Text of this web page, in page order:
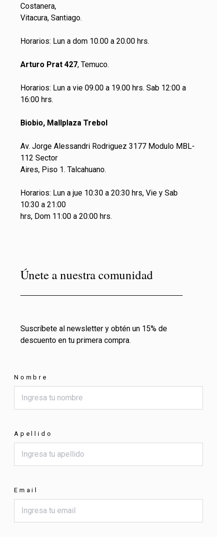
Costanera,
Vitacura, Santiago.
Horarios: Lun a dom 10.00 a 20.00 hrs.
Arturo Prat 427, Temuco.
Horarios: Lun a vie 09.00 a 19.00 hrs. Sab 12:00 a
16:00 hrs.
Biobio, Mallplaza Trebol
Av. Jorge Alessandri Rodriguez 3177 Modulo MBL-
112 Sector
Aires, Piso 1. Talcahuano.
Horarios: Lun a jue 10:30 a 20:30 hrs, Vie y Sab
10:30 a 21:00
hrs, Dom 11:00 a 20:00 hrs.
Únete a nuestra comunidad
Suscríbete al newsletter y obtén un 15% de
descuento en tu primera compra.
Nombre
Apellido
Email